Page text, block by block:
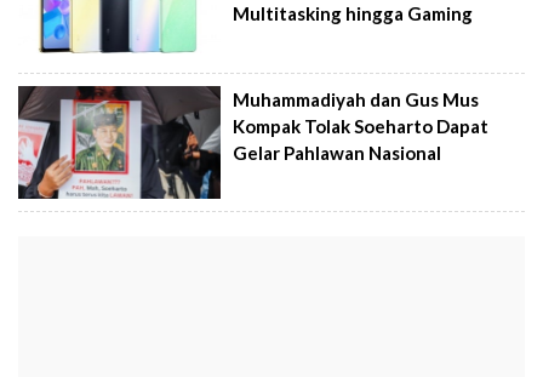
Multitasking hingga Gaming
Muhammadiyah dan Gus Mus
Kompak Tolak Soeharto Dapat
Gelar Pahlawan Nasional